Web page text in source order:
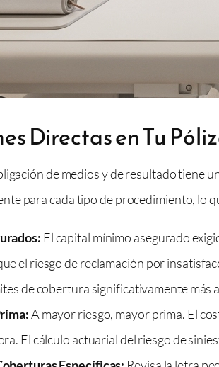
Directas en Tu
de medios y de resultado tiene
para cada tipo de procedimiento, lo
El capital mínimo asegurado
el riesgo de reclamación por
de cobertura significativamente más
A mayor riesgo, mayor prima. El
El cálculo actuarial del riesgo de